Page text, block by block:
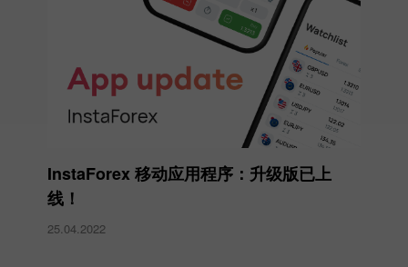
InstaForex 移动应用程序：升级版已上
线！
25.04.2022